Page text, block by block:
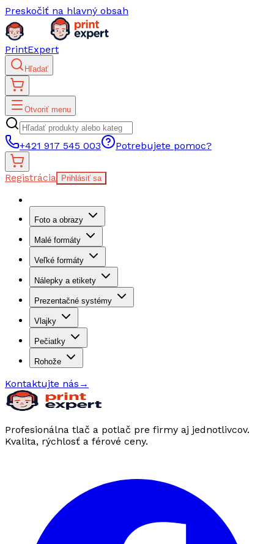
Preskočiť na hlavný obsah
PrintExpert
Hľadať
Otvoriť menu
+421 917 545 003 Potrebujete pomoc?
Registrácia Prihlásiť sa
Foto a obrazy
Malé formáty
Veľké formáty
Nálepky a etikety
Prezentačné systémy
Vlajky
Pečiatky
Rohože
Kontaktujte nás →
Profesionálna tlač a potlač pre firmy aj jednotlivcov.
Kvalita, rýchlosť a férové ceny.